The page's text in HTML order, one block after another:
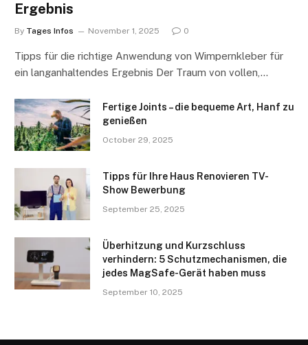
Ergebnis
By Tages Infos November 1, 2025 0
Tipps für die richtige Anwendung von Wimpernkleber für
ein langanhaltendes Ergebnis Der Traum von vollen,…
Fertige Joints – die bequeme Art, Hanf zu
genießen
October 29, 2025
Tipps für Ihre Haus Renovieren TV-
Show Bewerbung
September 25, 2025
Überhitzung und Kurzschluss
verhindern: 5 Schutzmechanismen, die
jedes MagSafe-Gerät haben muss
September 10, 2025